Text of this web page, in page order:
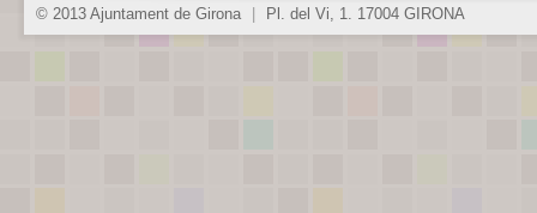
© 2013 Ajuntament de Girona Pl. del Vi, 1. 17004 GIRONA